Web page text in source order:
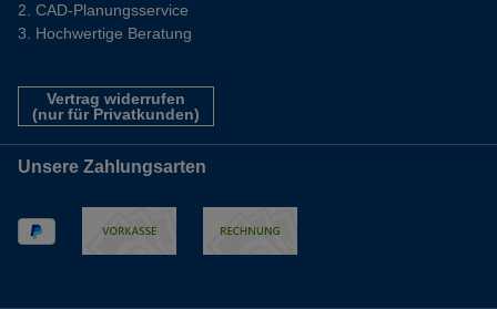
CAD-Planungsservice
Hochwertige Beratung
Vertrag widerrufen
(nur für Privatkunden)
Unsere Zahlungsarten